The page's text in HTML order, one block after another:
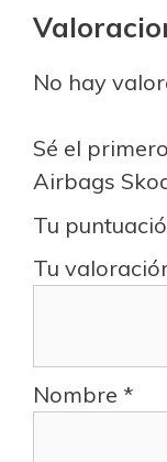
No hay
Sé el
Airbags
Tu
Tu
Nombre *